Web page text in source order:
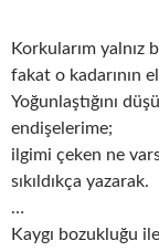
Korkularım yalnız
fakat o kadarının
Yoğunlaştığını
endişelerime;
ilgimi çeken ne
sıkıldıkça yazarak.
…
Kaygı bozukluğu